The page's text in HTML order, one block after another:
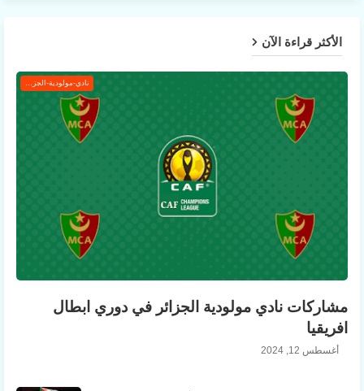
الأكثر قراءة الآن
نادي-مولودية-الجزائر
مشاركات نادي مولودية الجزائر في دوري ابطال
افريقيا
أغسطس 12, 2024